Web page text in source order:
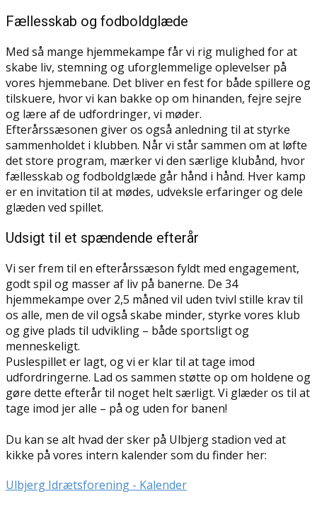
Fællesskab og fodboldglæde
Med så mange hjemmekampe får vi rig mulighed for at
skabe liv, stemning og uforglemmelige oplevelser på
vores hjemmebane. Det bliver en fest for både spillere og
tilskuere, hvor vi kan bakke op om hinanden, fejre sejre
og lære af de udfordringer, vi møder.
Efterårssæsonen giver os også anledning til at styrke
sammenholdet i klubben. Når vi står sammen om at løfte
det store program, mærker vi den særlige klubånd, hvor
fællesskab og fodboldglæde går hånd i hånd. Hver kamp
er en invitation til at mødes, udveksle erfaringer og dele
glæden ved spillet.
Udsigt til et spændende efterår
Vi ser frem til en efterårssæson fyldt med engagement,
godt spil og masser af liv på banerne. De 34
hjemmekampe over 2,5 måned vil uden tvivl stille krav til
os alle, men de vil også skabe minder, styrke vores klub
og give plads til udvikling – både sportsligt og
menneskeligt.
Puslespillet er lagt, og vi er klar til at tage imod
udfordringerne. Lad os sammen støtte op om holdene og
gøre dette efterår til noget helt særligt. Vi glæder os til at
tage imod jer alle – på og uden for banen!
Du kan se alt hvad der sker på Ulbjerg stadion ved at
kikke på vores intern kalender som du finder her:
Ulbjerg Idrætsforening - Kalender